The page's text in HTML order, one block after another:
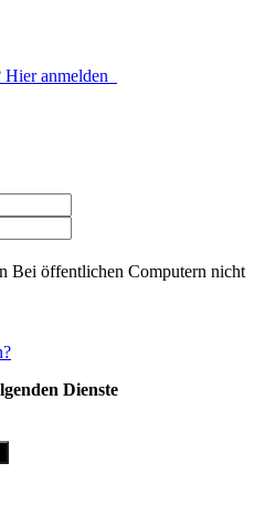
Hier anmelden
Bei öffentlichen Computern nicht
Dienste